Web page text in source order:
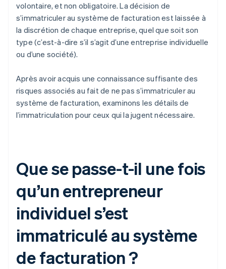
volontaire, et non obligatoire. La décision de
s’immatriculer au système de facturation est laissée à
la discrétion de chaque entreprise, quel que soit son
type (c’est-à-dire s’il s’agit d’une entreprise individuelle
ou d’une société).
Après avoir acquis une connaissance suffisante des
risques associés au fait de ne pas s’immatriculer au
système de facturation, examinons les détails de
l’immatriculation pour ceux qui la jugent nécessaire.
Que se passe-t-il une fois
qu’un entrepreneur
individuel s’est
immatriculé au système
de facturation ?